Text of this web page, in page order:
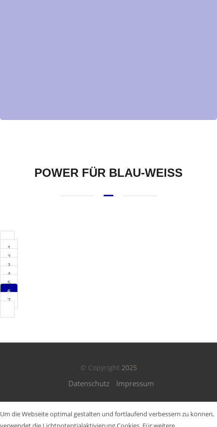
POWER FÜR BLAU-WEISS
1
2
3
4
5
6
7
© Copyright 2025
Datenschutz Impressum
Um die Webseite optimal gestalten und fortlaufend verbessern zu können,